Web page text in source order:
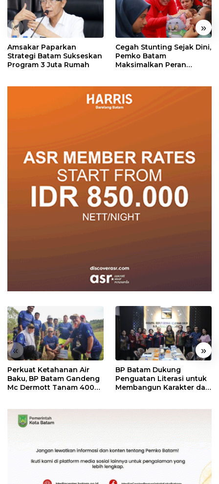
« »
Amsakar Paparkan
Strategi Batam Sukseskan
Program 3 Juta Rumah
Cegah Stunting Sejak Dini,
Pemko Batam
Maksimalkan Peran
« »
Perkuat Ketahanan Air
Baku, BP Batam Gandeng
Mc Dermott Tanam 400
BP Batam Dukung
Penguatan Literasi untuk
Membangun Karakter dan